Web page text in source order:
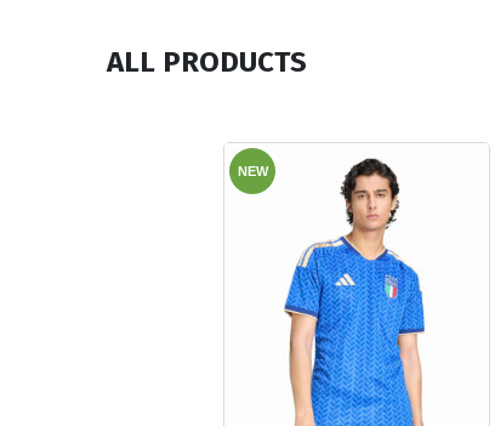
ALL PRODUCTS
NEW